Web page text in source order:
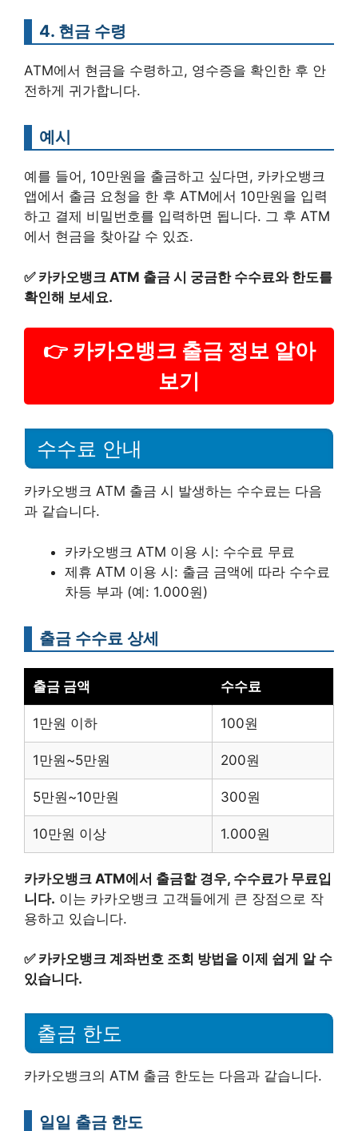
4. 현금 수령
ATM에서 현금을 수령하고, 영수증을 확인한 후 안
전하게 귀가합니다.
예시
예를 들어, 10만원을 출금하고 싶다면, 카카오뱅크
앱에서 출금 요청을 한 후 ATM에서 10만원을 입력
하고 결제 비밀번호를 입력하면 됩니다. 그 후 ATM
에서 현금을 찾아갈 수 있죠.
✅ 카카오뱅크 ATM 출금 시 궁금한 수수료와 한도를
확인해 보세요.
👉 카카오뱅크 출금 정보 알아
보기
수수료 안내
카카오뱅크 ATM 출금 시 발생하는 수수료는 다음
과 같습니다.
카카오뱅크 ATM 이용 시: 수수료 무료
제휴 ATM 이용 시: 출금 금액에 따라 수수료
차등 부과 (예: 1.000원)
출금 수수료 상세
출금 금액 수수료
1만원 이하 100원
1만원~5만원 200원
5만원~10만원 300원
10만원 이상 1.000원
카카오뱅크 ATM에서 출금할 경우, 수수료가 무료입
니다. 이는 카카오뱅크 고객들에게 큰 장점으로 작
용하고 있습니다.
✅ 카카오뱅크 계좌번호 조회 방법을 이제 쉽게 알 수
있습니다.
출금 한도
카카오뱅크의 ATM 출금 한도는 다음과 같습니다.
일일 출금 한도